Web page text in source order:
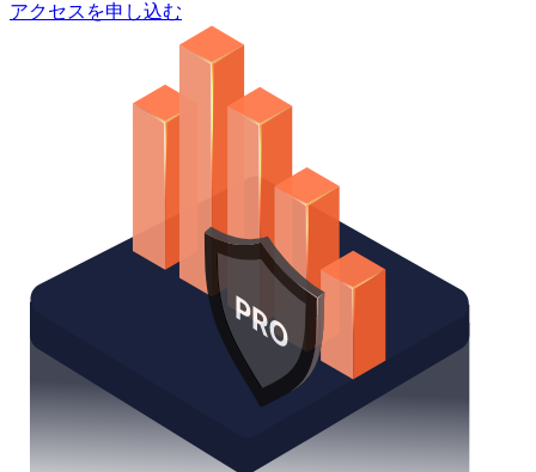
アクセスを申し込む